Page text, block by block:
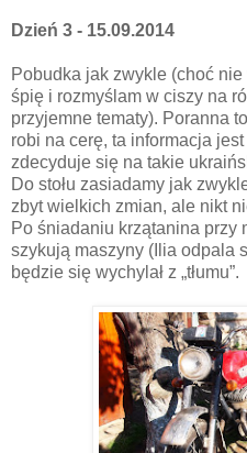
Dzień 3 - 15.09.2014
Pobudka jak zwykle (choć
śpię i rozmyślam w ciszy na
przyjemne tematy). Poranna
robi na cerę, ta informacja
zdecyduje się na takie
Do stołu zasiadamy jak
zbyt wielkich zmian, ale nikt
Po śniadaniu krzątanina przy
szykują maszyny (Ilia odpala
będzie się wychylał z „tłumu”.